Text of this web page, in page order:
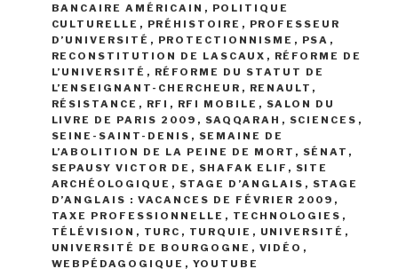
BANCAIRE AMÉRICAIN , POLITIQUE
CULTURELLE , PRÉHISTOIRE , PROFESSEUR
D’UNIVERSITÉ , PROTECTIONNISME , PSA ,
RECONSTITUTION DE LASCAUX , RÉFORME DE
L’UNIVERSITÉ , RÉFORME DU STATUT DE
L’ENSEIGNANT-CHERCHEUR , RENAULT ,
RÉSISTANCE , RFI , RFI MOBILE , SALON DU
LIVRE DE PARIS 2009 , SAQQARAH , SCIENCES ,
SEINE-SAINT-DENIS , SEMAINE DE
L’ABOLITION DE LA PEINE DE MORT , SÉNAT ,
SEPAUSY VICTOR DE , SHAFAK ELIF , SITE
ARCHÉOLOGIQUE , STAGE D’ANGLAIS , STAGE
D’ANGLAIS : VACANCES DE FÉVRIER 2009 ,
TAXE PROFESSIONNELLE , TECHNOLOGIES ,
TÉLÉVISION , TURC , TURQUIE , UNIVERSITÉ ,
UNIVERSITÉ DE BOURGOGNE , VIDÉO ,
WEBPÉDAGOGIQUE , YOUTUBE